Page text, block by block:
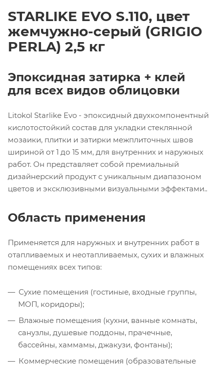
STARLIKE EVO S.110, цвет
жемчужно-серый (GRIGIO
PERLA) 2,5 кг
Эпоксидная затирка + клей
для всех видов облицовки
Litokol Starlike Evo - эпоксидный двухкомпонентный
кислотостойкий состав для укладки стеклянной
мозаики, плитки и затирки межплиточных швов
шириной от 1 до 15 мм, для внутренних и наружных
работ. Он представляет собой премиальный
дизайнерский продукт с уникальным диапазоном
цветов и эксклюзивными визуальными эффектами..
Область применения
Применяется для наружных и внутренних работ в
отапливаемых и неотапливаемых, сухих и влажных
помещениях всех типов:
Сухие помещения (гостиные, входные группы,
МОП, коридоры);
Влажные помещения (кухни, ванные комнаты,
санузлы, душевые поддоны, прачечные,
бассейны, хаммамы, джакузи, фонтаны);
Коммерческие помещения (образовательные